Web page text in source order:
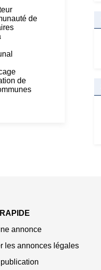
de
de
annonce
les annonces légales